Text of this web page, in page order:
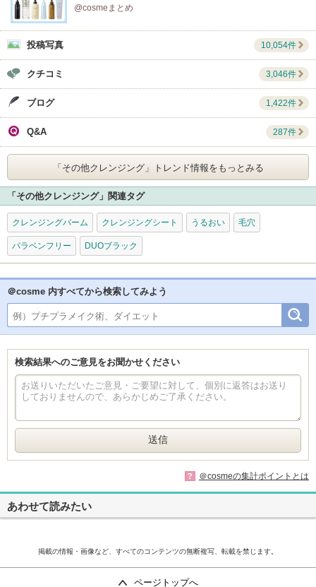
@cosmeまとめ
投稿写真 10,054件
クチコミ 3,046件
ブログ 1,422件
Q&A 287件
「その他クレンジング」 トレンド情報をもっとみる
「その他クレンジング」関連タグ
クレンジングバーム クレンジングシート うるおい 毛穴
パラベンフリー DUOブラック
＠cosme 内すべてから検索してみよう
検索結果へのご意見をお聞かせください
? ＠cosmeの集計ポイントとは
あわせて読みたい
掲載の情報・画像など、すべてのコンテンツの無断複写、転載を禁じます。
ページトップへ